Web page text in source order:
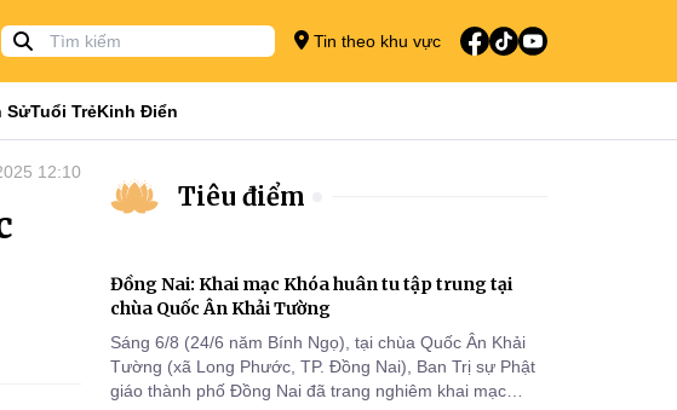
Tin theo khu vực
SửTuổi TrẻKinh Điển
12:10
Tiêu điểm
Đồng Nai: Khai mạc Khóa huân tu tập trung tại
chùa Quốc Ân Khải Tường
Sáng 6/8 (24/6 năm Bính Ngọ), tại chùa Quốc Ân Khải
Tường (xã Long Phước, TP. Đồng Nai), Ban Trị sự Phật
giáo thành phố Đồng Nai đã trang nghiêm khai mạc